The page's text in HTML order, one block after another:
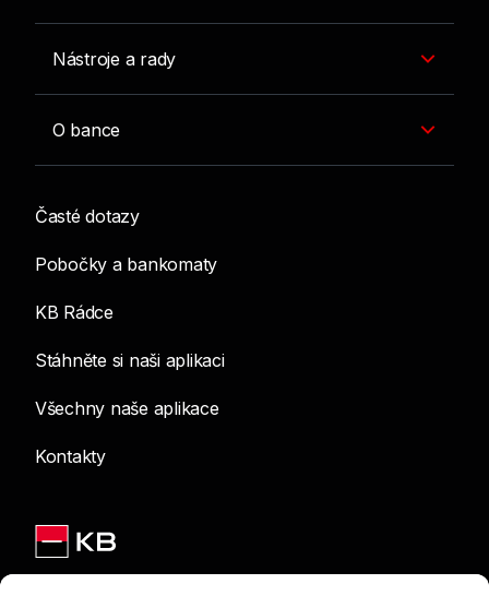
Nástroje a rady
O bance
Časté dotazy
Pobočky a bankomaty
KB Rádce
Stáhněte si naši aplikaci
Všechny naše aplikace
Kontakty